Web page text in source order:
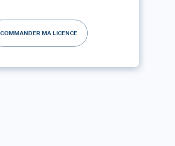
COMMANDER MA LICENCE